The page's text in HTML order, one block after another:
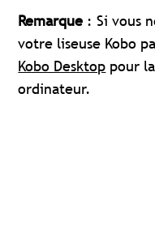
Remarque : Si vous
votre liseuse Kobo
Kobo Desktop pour
ordinateur.